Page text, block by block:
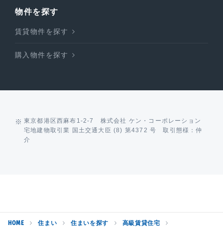
物件を探す
賃貸物件を探す
購入物件を探す
東京都港区西麻布1-2-7 株式会社 ケン・コーポレーション
宅地建物取引業 国土交通大臣 (8) 第4372 号 取引態様：仲
介
HOME 住まい 住まいを探す 高級賃貸住宅